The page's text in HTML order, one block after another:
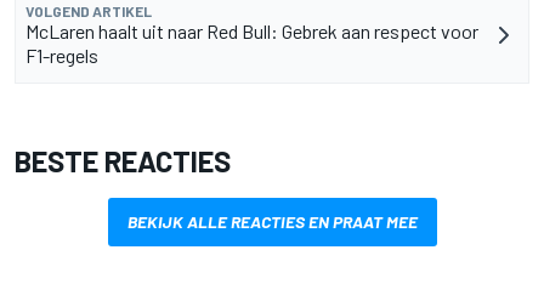
VOLGEND ARTIKEL
McLaren haalt uit naar Red Bull: Gebrek aan respect voor
F1-regels
BESTE REACTIES
BEKIJK ALLE REACTIES EN PRAAT MEE